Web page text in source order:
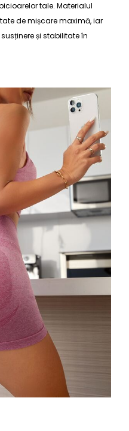
tale. Materialul
de mișcare maximă, iar
și stabilitate în